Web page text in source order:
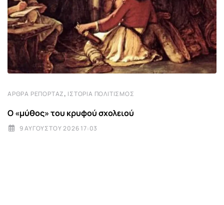
ΆΡΘΡΑ ΡΕΠΟΡΤΆΖ, ΙΣΤΟΡΊΑ ΠΟΛΙΤΙΣΜΌΣ
Ο «μύθος» του κρυφού σχολειού
9 ΑΥΓΟΎΣΤΟΥ 2026 17:03